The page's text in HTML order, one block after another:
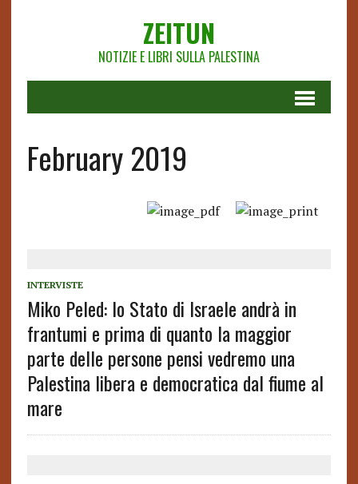
ZEITUN
NOTIZIE E LIBRI SULLA PALESTINA
February 2019
INTERVISTE
Miko Peled: lo Stato di Israele andrà in
frantumi e prima di quanto la maggior
parte delle persone pensi vedremo una
Palestina libera e democratica dal fiume al
mare